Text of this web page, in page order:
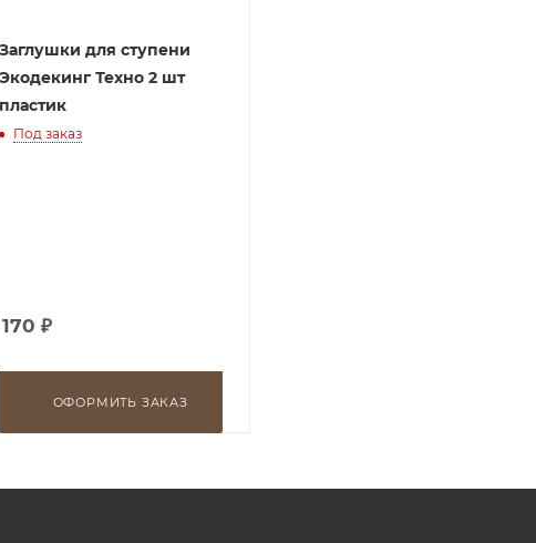
Заглушки для ступени
Экодекинг Техно 2 шт
пластик
Под заказ
170 ₽
ОФОРМИТЬ ЗАКАЗ